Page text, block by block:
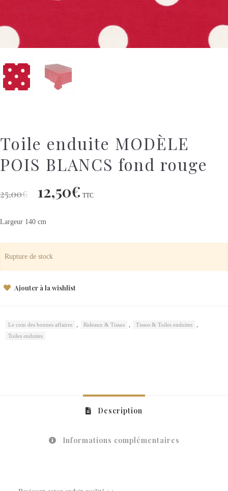
Toile enduite MODÈLE
POIS BLANCS fond rouge
25,00€ 12,50€ TTC
Largeur 140 cm
Rupture de stock
Ajouter à la wishlist
Le coin des bonnes affaires , Rideaux & Tissus , Tissus & Toiles enduites ,
Toiles enduites
Description
Informations complémentaires